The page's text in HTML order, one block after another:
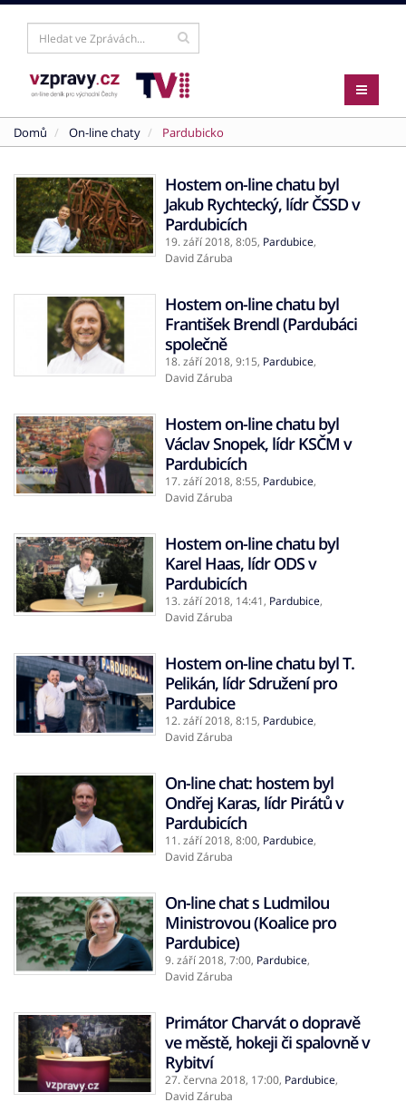
Domů On-line chaty Pardubicko
Hostem on-line chatu byl
Jakub Rychtecký, lídr ČSSD v
Pardubicích
19. září 2018, 8:05, Pardubice,
David Záruba
Hostem on-line chatu byl
František Brendl (Pardubáci
společně
18. září 2018, 9:15, Pardubice,
David Záruba
Hostem on-line chatu byl
Václav Snopek, lídr KSČM v
Pardubicích
17. září 2018, 8:55, Pardubice,
David Záruba
Hostem on-line chatu byl
Karel Haas, lídr ODS v
Pardubicích
13. září 2018, 14:41, Pardubice,
David Záruba
Hostem on-line chatu byl T.
Pelikán, lídr Sdružení pro
Pardubice
12. září 2018, 8:15, Pardubice,
David Záruba
On-line chat: hostem byl
Ondřej Karas, lídr Pirátů v
Pardubicích
11. září 2018, 8:00, Pardubice,
David Záruba
On-line chat s Ludmilou
Ministrovou (Koalice pro
Pardubice)
9. září 2018, 7:00, Pardubice,
David Záruba
Primátor Charvát o dopravě
ve městě, hokeji či spalovně v
Rybitví
27. června 2018, 17:00, Pardubice,
David Záruba